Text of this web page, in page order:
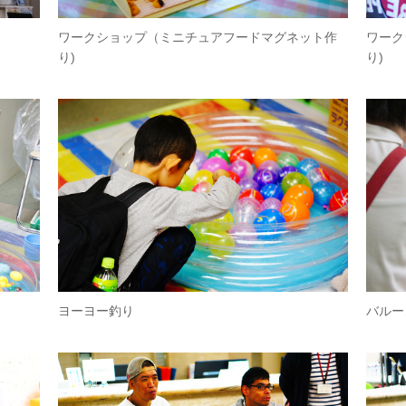
ワークショップ（ミニチュアフードマグネット作
り)
ワー
り)
ヨーヨー釣り バル